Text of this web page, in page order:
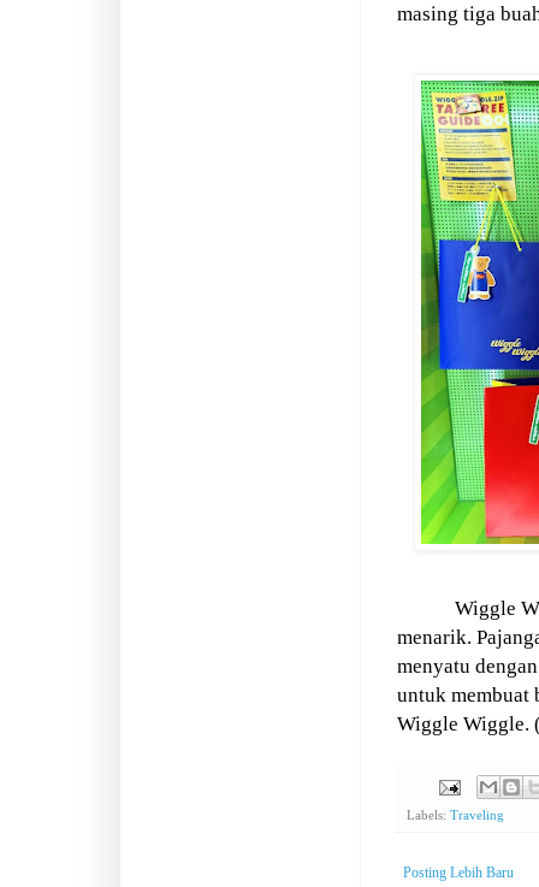
masing tiga
Wiggle
menarik.
menyatu
untuk membuat
Wiggle Wiggle.
Labels: Traveling
Posting Lebih Baru